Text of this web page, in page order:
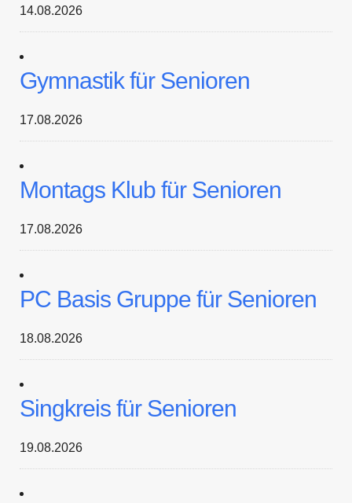
14.08.2026
Gymnastik für Senioren
17.08.2026
Montags Klub für Senioren
17.08.2026
PC Basis Gruppe für Senioren
18.08.2026
Singkreis für Senioren
19.08.2026